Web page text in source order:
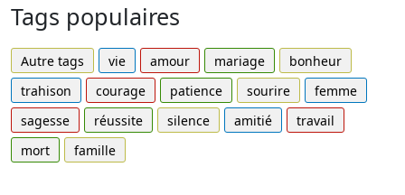
Tags populaires
Autre tags vie amour mariage
bonheur
trahison
courage patience sourire
femme
sagesse
réussite silence amitié
travail
mort
famille